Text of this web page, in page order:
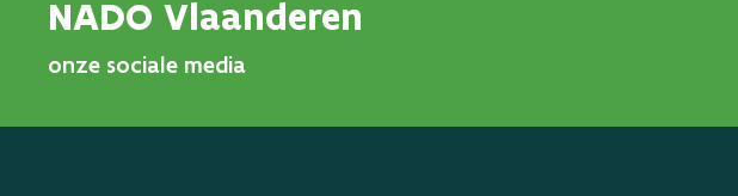
NADO Vlaanderen
onze sociale media